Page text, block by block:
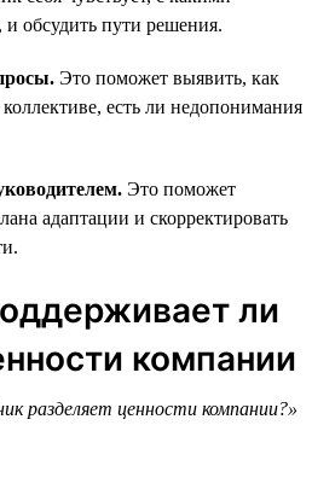
и обсудить пути решения.
Это поможет выявить, как
есть ли недопонимания
Это поможет
адаптации и скорректировать
ли
компании
разделяет ценности компании?»